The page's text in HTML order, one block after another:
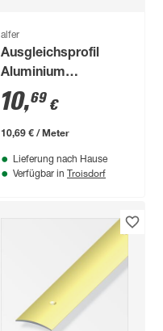
alfer
Ausgleichsprofil
Aluminium
eichefarben 1000 x
38,5 mm
10,69 €
10,69 € / Meter
Lieferung nach Hause
Verfügbar in Troisdorf